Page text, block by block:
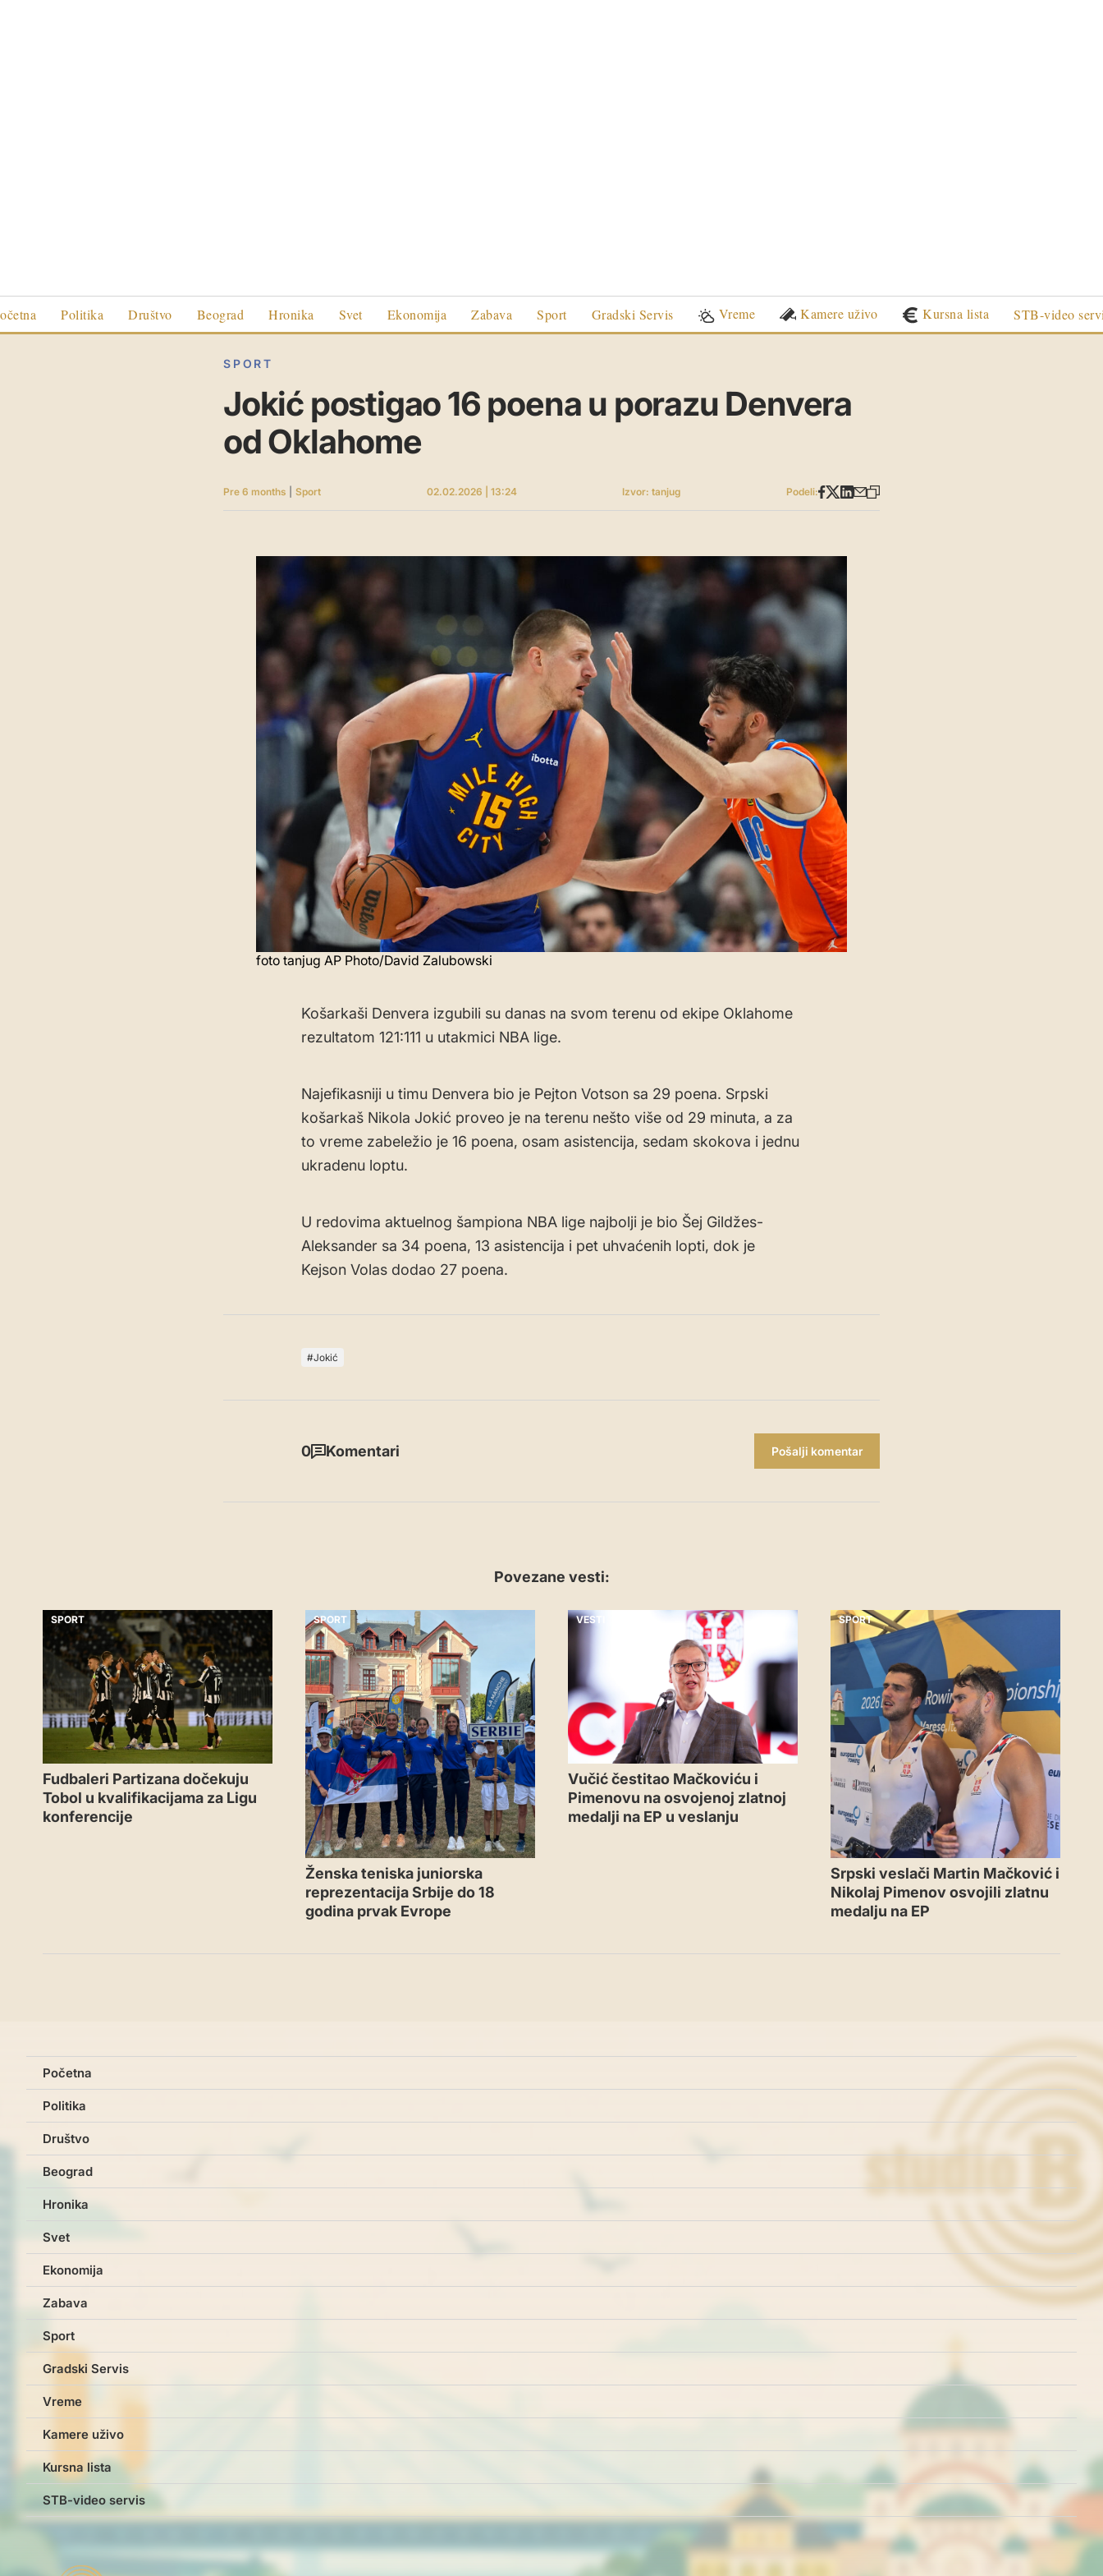
Politika Društvo Beograd Hronika Svet Ekonomija Zabava Sport Gradski Servis Vreme Kamere uživo Kursna lista STB-video
SPORT
Jokić postigao 16 poena u porazu Denvera
od Oklahome
Pre 6 months Sport 02.02.2026 | 13:24 Izvor: tanjug Podeli:
foto tanjug AP Photo/David Zalubowski
Košarkaši Denvera izgubili su danas na svom terenu od ekipe Oklahome
rezultatom 121:111 u utakmici NBA lige.
Najefikasniji u timu Denvera bio je Pejton Votson sa 29 poena. Srpski
košarkaš Nikola Jokić proveo je na terenu nešto više od 29 minuta, a za
to vreme zabeležio je 16 poena, osam asistencija, sedam skokova i jednu
ukradenu loptu.
U redovima aktuelnog šampiona NBA lige najbolji je bio Šej Gildžes-
Aleksander sa 34 poena, 13 asistencija i pet uhvaćenih lopti, dok je
Kejson Volas dodao 27 poena.
Jokić
0 Komentari Pošalji komentar
Povezane vesti:
SPORT
Fudbaleri Partizana dočekuju
Tobol u kvalifikacijama za Ligu
konferencije
SPORT
Ženska teniska juniorska
reprezentacija Srbije do 18
godina prvak Evrope
VESTI
Vučić čestitao Mačkoviću i
Pimenovu na osvojenoj zlatnoj
medalji na EP u veslanju
SPORT
Srpski veslači Martin Mačković i
Nikolaj Pimenov osvojili zlatnu
medalju na EP
Početna
Politika
Društvo
Beograd
Hronika
Svet
Ekonomija
Zabava
Sport
Gradski Servis
Vreme
Kamere uživo
Kursna lista
STB-video servis